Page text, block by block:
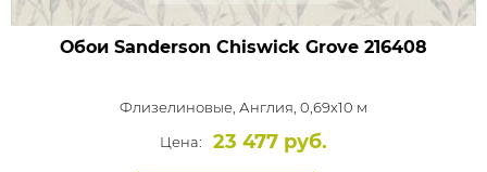
Обои Sanderson Chiswick Grove 216408
Флизелиновые, Англия, 0,69x10 м
Цена:
23 477 руб.